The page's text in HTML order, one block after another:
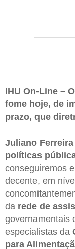
IHU On-Line –
fome hoje, de
prazo, que
Juliano Ferreira
políticas
conseguiremos
decente, em
da rede de
governamentais
especialistas da
para